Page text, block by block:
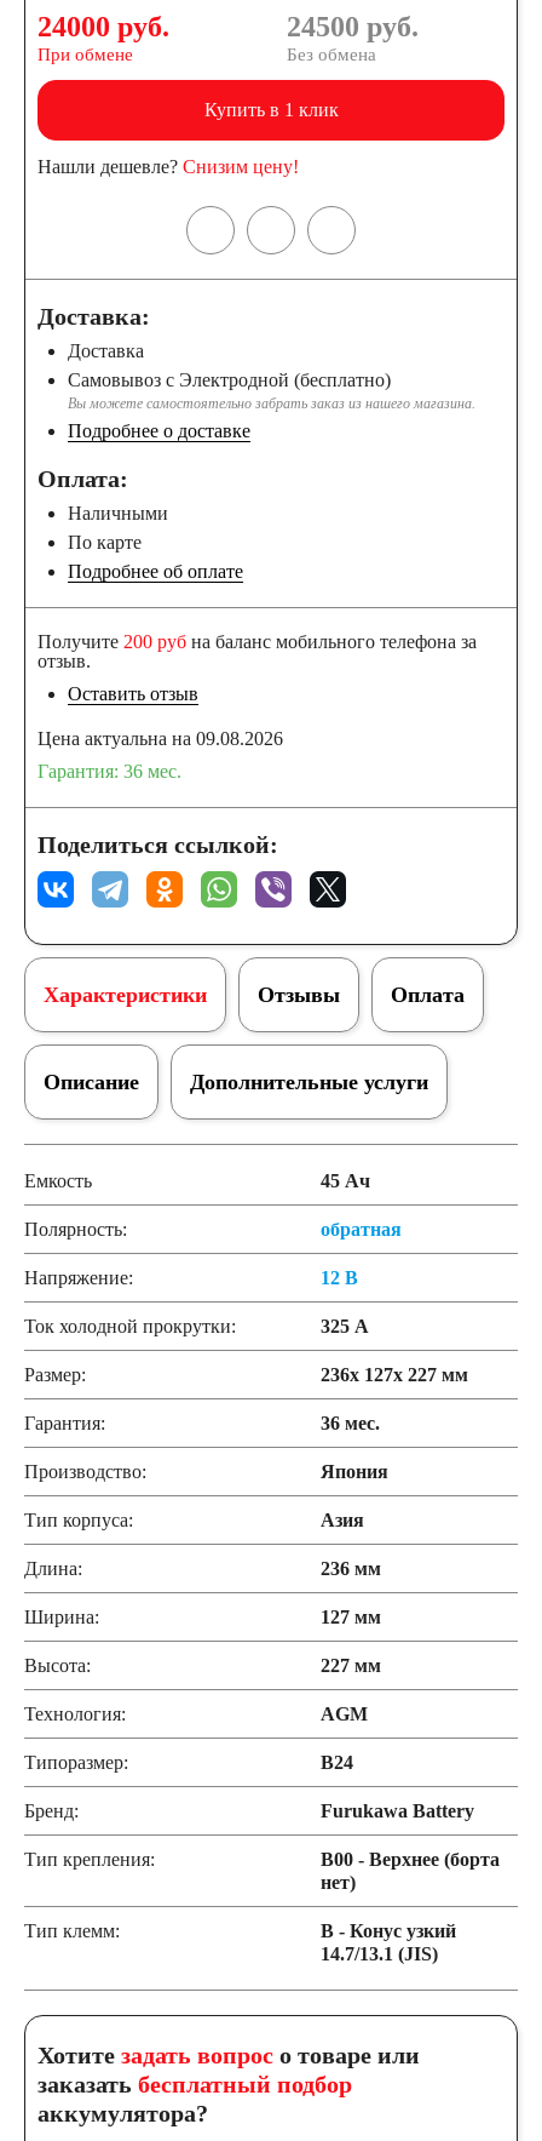
24000 руб.
При обмене
24500 руб.
Без обмена
Купить в 1 клик
Нашли дешевле? Снизим цену!
Доставка:
Доставка
Самовывоз с Электродной (бесплатно)
Вы можете самостоятельно забрать заказ из нашего магазина.
Подробнее о доставке
Оплата:
Наличными
По карте
Подробнее об оплате
Получите 200 руб на баланс мобильного телефона за
отзыв.
Оставить отзыв
Цена актуальна на 09.08.2026
Гарантия: 36 мес.
Поделиться ссылкой:
Характеристики
Дополнительные услуги
Отзывы Оплата
Описание
Емкость 45 Ач
Полярность: обратная
Напряжение: 12 В
Ток холодной прокрутки: 325 А
Размер: 236x 127x 227 мм
Гарантия: 36 мес.
Производство: Япония
Тип корпуса: Азия
Длина: 236 мм
Ширина: 127 мм
Высота: 227 мм
Технология: AGM
Типоразмер: B24
Бренд: Furukawa Battery
Тип крепления:
B00 - Верхнее (борта
нет)
Тип клемм:
B - Конус узкий
14.7/13.1 (JIS)
Хотите задать вопрос о товаре или
заказать бесплатный подбор
аккумулятора?